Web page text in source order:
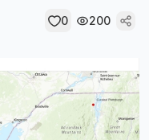
0 200